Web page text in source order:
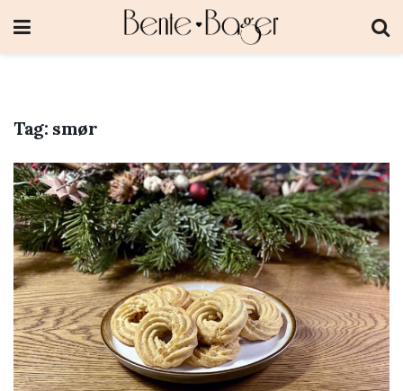
Tag: smør